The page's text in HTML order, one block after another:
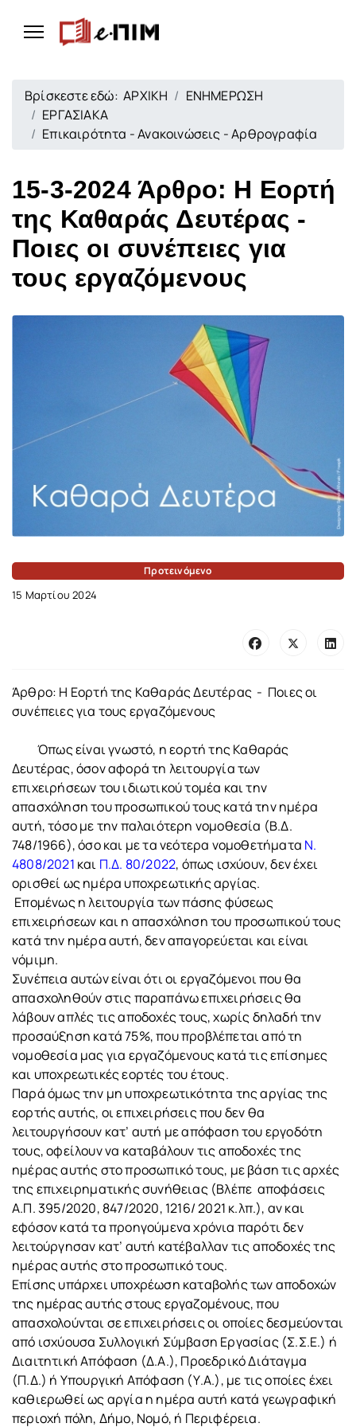
Βρίσκεστε εδώ:ΑΡΧΙΚΗ
ΕΝΗΜΕΡΩΣΗ
ΕΡΓΑΣΙΑΚΑ
Επικαιρότητα - Ανακοινώσεις - Αρθρογραφία
Προτεινόμενο
15-3-2024 Άρθρο: Η Εορτή
της Καθαράς Δευτέρας -
Ποιες οι συνέπειες για
τους εργαζόμενους
15 Μαρτίου 2024
Άρθρο: Η Εορτή της Καθαράς Δευτέρας - Ποιες οι
συνέπειες για τους εργαζόμενους
Όπως είναι γνωστό, η εορτή της Καθαράς
Δευτέρας, όσον αφορά τη λειτουργία των
επιχειρήσεων του ιδιωτικού τομέα και την
απασχόληση του προσωπικού τους κατά την ημέρα
αυτή, τόσο με την παλαιότερη νομοθεσία (Β.Δ.
748/1966), όσο και με τα νεότερα νομοθετήματα Ν.
4808/2021 και Π.Δ. 80/2022, όπως ισχύουν, δεν έχει
ορισθεί ως ημέρα υποχρεωτικής αργίας.
Επομένως η λειτουργία των πάσης φύσεως
επιχειρήσεων και η απασχόληση του προσωπικού τους
κατά την ημέρα αυτή, δεν απαγορεύεται και είναι
νόμιμη.
Συνέπεια αυτών είναι ότι οι εργαζόμενοι που θα
απασχοληθούν στις παραπάνω επιχειρήσεις θα
λάβουν απλές τις αποδοχές τους, χωρίς δηλαδή την
προσαύξηση κατά 75%, που προβλέπεται από τη
νομοθεσία μας για εργαζόμενους κατά τις επίσημες
και υποχρεωτικές εορτές του έτους.
Παρά όμως την μη υποχρεωτικότητα της αργίας της
εορτής αυτής, οι επιχειρήσεις που δεν θα
λειτουργήσουν κατ’ αυτή με απόφαση του εργοδότη
τους, οφείλουν να καταβάλουν τις αποδοχές της
ημέρας αυτής στο προσωπικό τους, με βάση τις αρχές
της επιχειρηματικής συνήθειας (Βλέπε αποφάσεις
Α.Π. 395/2020, 847/2020, 1216/ 2021 κ.λπ.), αν και
εφόσον κατά τα προηγούμενα χρόνια παρότι δεν
λειτούργησαν κατ’ αυτή κατέβαλλαν τις αποδοχές της
ημέρας αυτής στο προσωπικό τους.
Επίσης υπάρχει υποχρέωση καταβολής των αποδοχών
της ημέρας αυτής στους εργαζομένους, που
απασχολούνται σε επιχειρήσεις οι οποίες δεσμεύονται
από ισχύουσα Συλλογική Σύμβαση Εργασίας (Σ.Σ.Ε.) ή
Διαιτητική Απόφαση (Δ.Α.), Προεδρικό Διάταγμα
(Π.Δ.) ή Υπουργική Απόφαση (Υ.Α.), με τις οποίες έχει
καθιερωθεί ως αργία η ημέρα αυτή κατά γεωγραφική
περιοχή πόλη, Δήμο, Νομό, ή Περιφέρεια.